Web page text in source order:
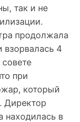
так и не
продолжала
взорвалась 4
при
который
Директор
находилась в